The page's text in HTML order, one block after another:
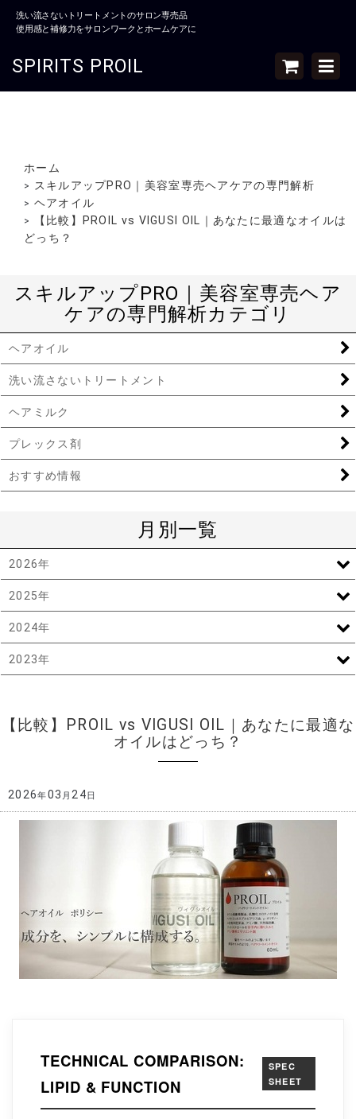
洗い流さないトリートメントのサロン専売品
使用感と補修力をサロンワークとホームケアに
SPIRITS PROIL
ホーム
> スキルアップPRO｜美容室専売ヘアケアの専門解析
> ヘアオイル
>
【比較】PROIL vs VIGUSI OIL｜あなたに最適なオイルは
どっち？
【比較】PROIL vs VIGUSI OIL｜あなたに最適な
オイルはどっち？
2026年03 月24日
TECHNICAL COMPARISON:
LIPID & FUNCTION
SPEC
SHEET
スキルアップPRO｜美容室専売ヘア
ケアの専門解析カテゴリ
ヘアオイル
洗い流さないトリートメント
ヘアミルク
プレックス剤
おすすめ情報
月別一覧
2026年
2025年
2024年
2023年